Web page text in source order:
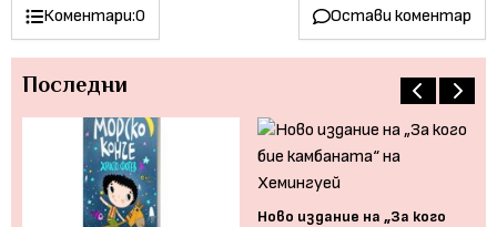
Коментари:0 Остави коментар
Последни
Ново издание на „За кого